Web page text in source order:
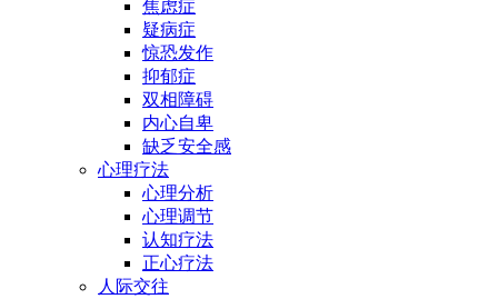
焦虑症
疑病症
惊恐发作
抑郁症
双相障碍
内心自卑
缺乏安全感
心理疗法
心理分析
心理调节
认知疗法
正心疗法
人际交往